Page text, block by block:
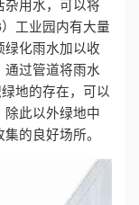
用水，可以将
3）工业园内有大量
绿化雨水加以收
过管道将雨水
地的存在，可以
此以外绿地中
的良好场所。